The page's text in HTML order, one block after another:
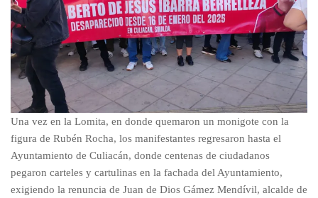
Una vez en la Lomita, en donde quemaron un monigote con la
figura de Rubén Rocha, los manifestantes regresaron hasta el
Ayuntamiento de Culiacán, donde centenas de ciudadanos
pegaron carteles y cartulinas en la fachada del Ayuntamiento,
exigiendo la renuncia de Juan de Dios Gámez Mendívil, alcalde de